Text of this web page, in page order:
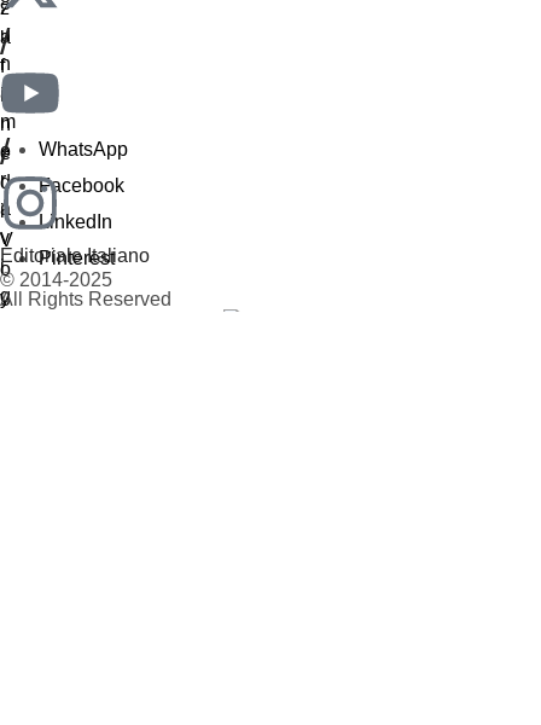
/
/
Editoriale Italiano
© 2014-2025
All Rights Reserved
WhatsApp
Facebook
LinkedIn
Pinterest